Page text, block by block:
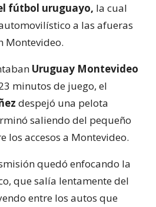
fútbol uruguayo, la cual
a las afueras
Montevideo.
Uruguay Montevideo
minutos de juego, el
despejó una pelota
saliendo del pequeño
los accesos a Montevideo.
quedó enfocando la
que salía lentamente del
entre los autos que